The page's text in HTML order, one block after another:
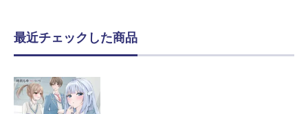
最近チェックした商品